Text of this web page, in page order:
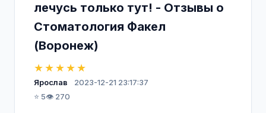
лечусь только тут! - Отзывы о
Стоматология Факел
(Воронеж)
★★★★★
Ярослав
2023-12-21 23:17:37
⭐ 5👁️ 270